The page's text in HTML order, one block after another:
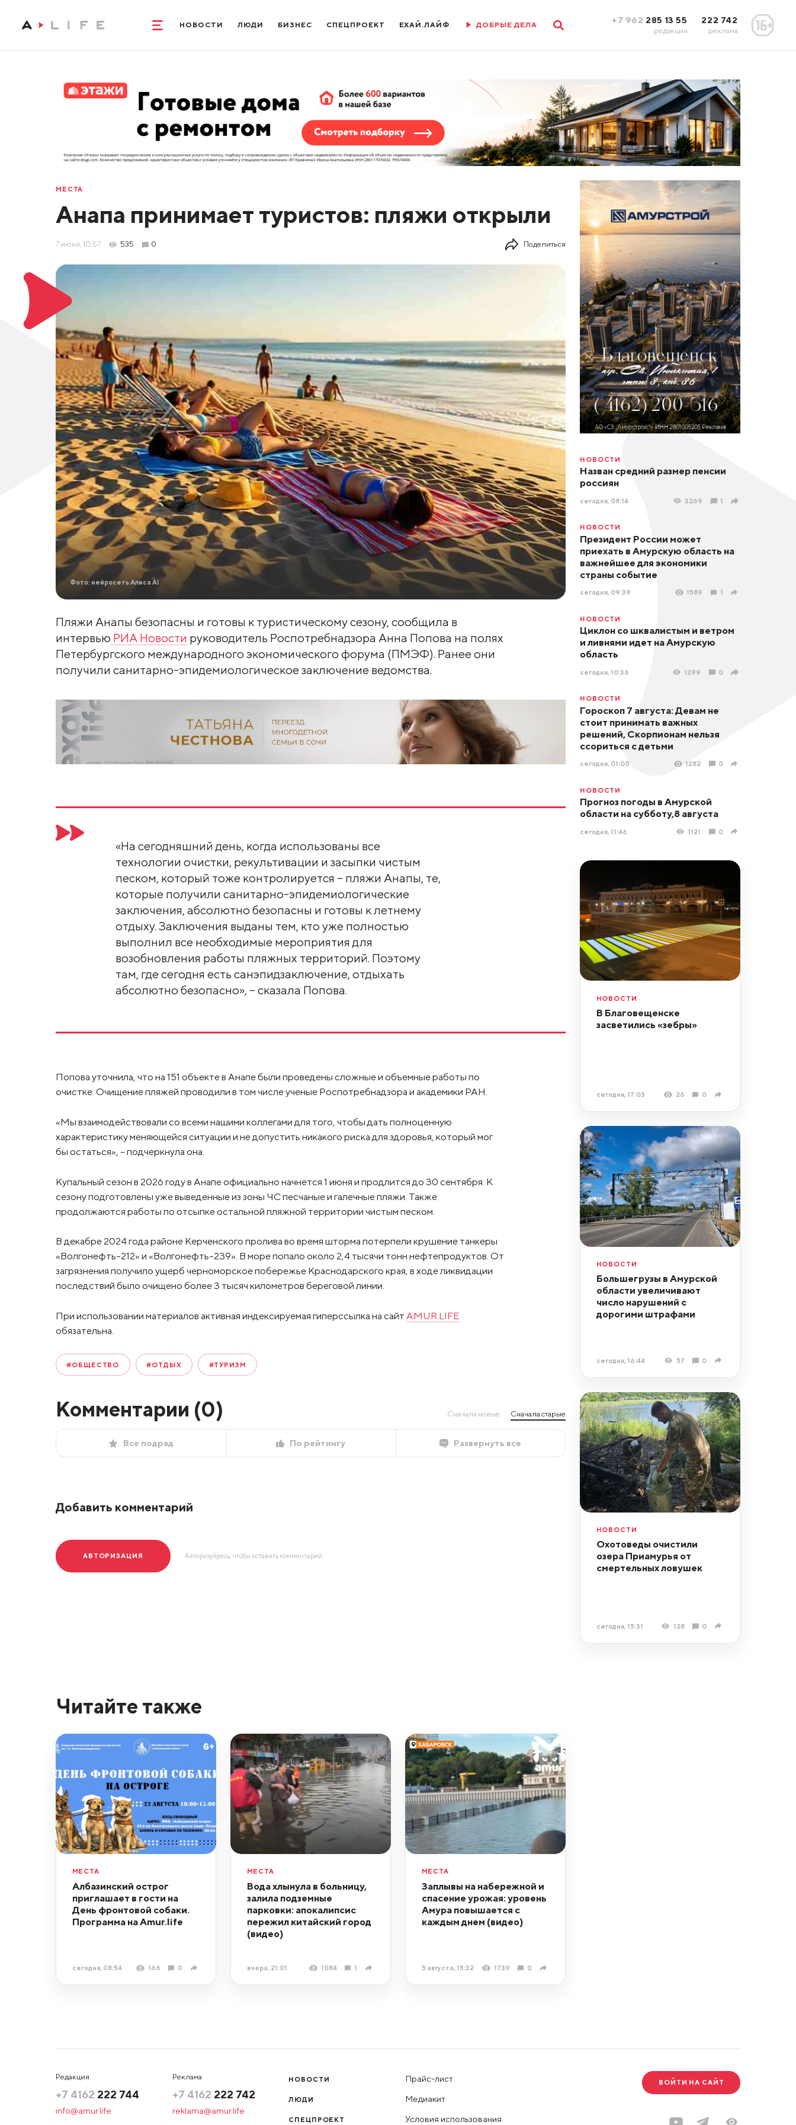
НОВОСТИ ЛЮДИ БИЗНЕС СПЕЦПРОЕКТ ЕХАЙ.ЛАЙФ ДОБРЫЕ ДЕЛА +7 962 285 13 55
редакция
222 742
реклама
МЕСТА
Анапа принимает туристов: пляжи открыли
7 июня, 10:57 535 0 Поделиться
Фото: нейросеть Алиса AI
Пляжи Анапы безопасны и готовы к туристическому сезону, сообщила в
интервью РИА Новости руководитель Роспотребнадзора Анна Попова на полях
Петербургского международного экономического форума (ПМЭФ). Ранее они
получили санитарно-эпидемиологическое заключение ведомства.
«На сегодняшний день, когда использованы все
технологии очистки, рекультивации и засыпки чистым
песком, который тоже контролируется – пляжи Анапы, те,
которые получили санитарно-эпидемиологические
заключения, абсолютно безопасны и готовы к летнему
отдыху. Заключения выданы тем, кто уже полностью
выполнил все необходимые мероприятия для
возобновления работы пляжных территорий. Поэтому
там, где сегодня есть санэпидзаключение, отдыхать
абсолютно безопасно», – сказала Попова.
Попова уточнила, что на 151 объекте в Анапе были проведены сложные и объемные работы по
очистке. Очищение пляжей проводили в том числе ученые Роспотребнадзора и академики РАН.
«Мы взаимодействовали со всеми нашими коллегами для того, чтобы дать полноценную
характеристику меняющейся ситуации и не допустить никакого риска для здоровья, который мог
бы остаться», – подчеркнула она.
Купальный сезон в 2026 году в Анапе официально начнется 1 июня и продлится до 30 сентября. К
сезону подготовлены уже выведенные из зоны ЧС песчаные и галечные пляжи. Также
продолжаются работы по отсыпке остальной пляжной территории чистым песком.
В декабре 2024 года районе Керченского пролива во время шторма потерпели крушение танкеры
«Волгонефть-212» и «Волгонефть-239». В море попало около 2,4 тысячи тонн нефтепродуктов. От
загрязнения получило ущерб черноморское побережье Краснодарского края, в ходе ликвидации
последствий было очищено более 3 тысяч километров береговой линии.
При использовании материалов активная индексируемая гиперссылка на сайт AMUR.LIFE
обязательна.
#ОБЩЕСТВО #ОТДЫХ #ТУРИЗМ
Комментарии (0) Сначала новые Сначала старые
Все подряд По рейтингу Развернуть все
Добавить комментарий
АВТОРИЗАЦИЯ Авторизуйресь, чтобы оставить комментарий.
НОВОСТИ
Назван средний размер пенсии
россиян
сегодня, 08:14 3269 1
НОВОСТИ
Президент России может
приехать в Амурскую область на
важнейшее для экономики
страны событие
сегодня, 09:39 1589 1
НОВОСТИ
Циклон со шквалистым и ветром
и ливнями идет на Амурскую
область
сегодня, 10:36 1299 0
НОВОСТИ
Гороскоп 7 августа: Девам не
стоит принимать важных
решений, Скорпионам нельзя
ссориться с детьми
сегодня, 01:00 1282 0
НОВОСТИ
Прогноз погоды в Амурской
области на субботу,8 августа
сегодня, 11:46 1121 0
НОВОСТИ
В Благовещенске
засветились «зебры»
сегодня, 17:03 26 0
НОВОСТИ
Большегрузы в Амурской
области увеличивают
число нарушений с
дорогими штрафами
сегодня, 16:44 57 0
НОВОСТИ
Охотоведы очистили
озера Приамурья от
смертельных ловушек
сегодня, 15:31 128 0
Читайте также
МЕСТА
Албазинский острог
приглашает в гости на
День фронтовой собаки.
Программа на Amur.life
сегодня, 08:54 166 0
МЕСТА
Вода хлынула в больницу,
залила подземные
парковки: апокалипсис
пережил китайский город
(видео)
вчера, 21:01 1084 1
МЕСТА
Заплывы на набережной и
спасение урожая: уровень
Амура повышается с
каждым днем (видео)
5 августа, 15:32 1739 0
Редакция
+7 4162 222 744
info@amur.life
Реклама
+7 4162 222 742
reklama@amur.life
НОВОСТИ
ЛЮДИ
СПЕЦПРОЕКТ
Прайс-лист
Медиакит
Условия использования
ВОЙТИ НА САЙТ